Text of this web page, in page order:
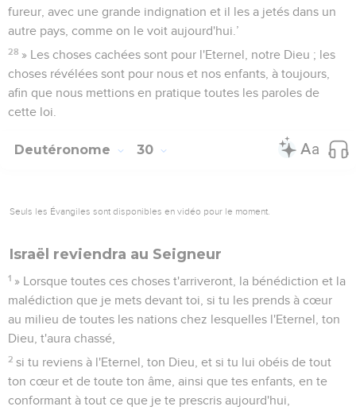
fureur, avec une grande indignation et il les a jetés dans un
autre pays, comme on le voit aujourd'hui.’
28 » Les choses cachées sont pour l'Eternel, notre Dieu ; les
choses révélées sont pour nous et nos enfants, à toujours,
afin que nous mettions en pratique toutes les paroles de
cette loi.
Deutéronome 30
Seuls les Évangiles sont disponibles en vidéo pour le moment.
Israël reviendra au Seigneur
1 » Lorsque toutes ces choses t'arriveront, la bénédiction et la
malédiction que je mets devant toi, si tu les prends à cœur
au milieu de toutes les nations chez lesquelles l'Eternel, ton
Dieu, t'aura chassé,
2 si tu reviens à l'Eternel, ton Dieu, et si tu lui obéis de tout
ton cœur et de toute ton âme, ainsi que tes enfants, en te
conformant à tout ce que je te prescris aujourd'hui,